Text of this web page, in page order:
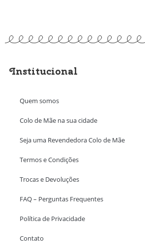
Institucional
Quem somos
Colo de Mãe na sua cidade
Seja uma Revendedora Colo de Mãe
Termos e Condições
Trocas e Devoluções
FAQ – Perguntas Frequentes
Política de Privacidade
Contato